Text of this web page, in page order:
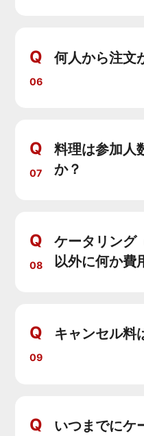
Q
06
何人から注文
Q
07
料理は参加人
か？
Q
08
ケータリング
以外に何か費
Q
09
キャンセル料
Q
いつまでにケ